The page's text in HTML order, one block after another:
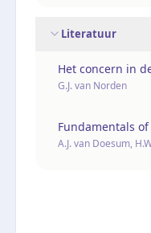
Literatuur
Het concern in
G.J. van Norden
Fundamentals of
A.J. van Doesum,